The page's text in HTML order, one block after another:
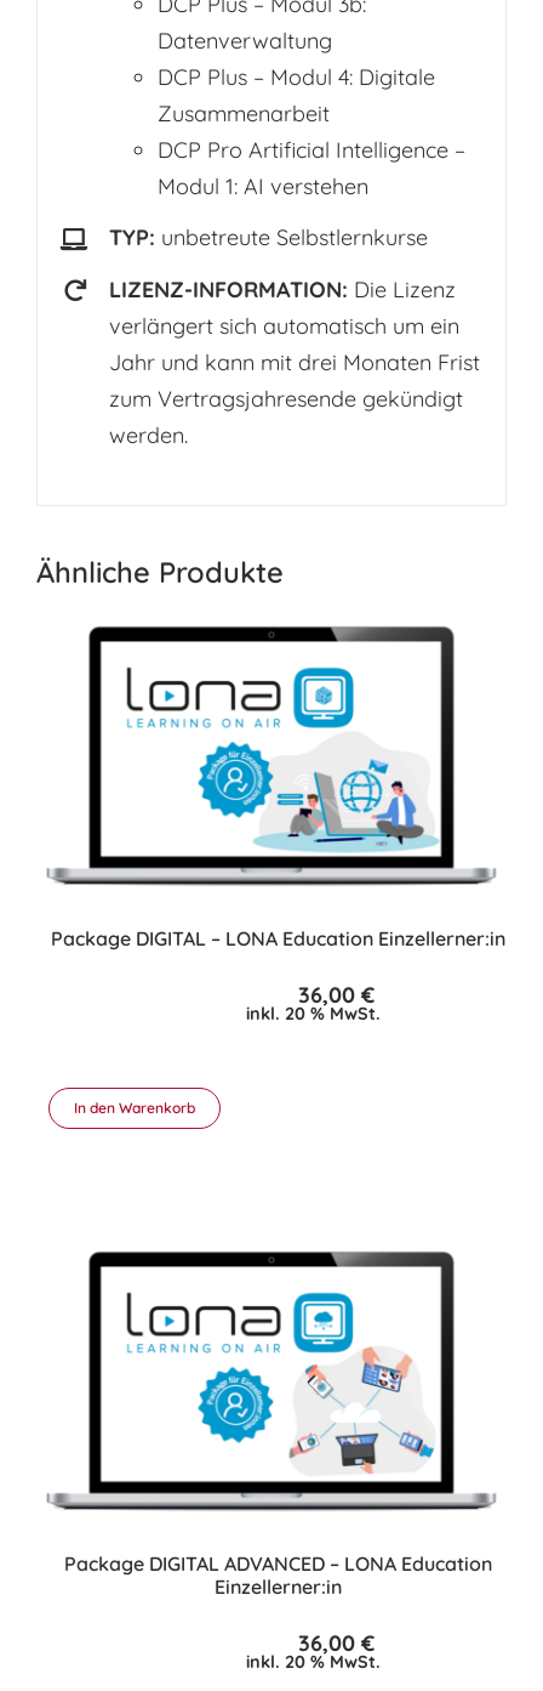
Datenverwaltung
DCP Plus – Modul 4: Digitale
Zusammenarbeit
DCP Pro Artificial Intelligence –
Modul 1: AI verstehen
TYP: unbetreute Selbstlernkurse
LIZENZ-INFORMATION: Die Lizenz
verlängert sich automatisch um ein
Jahr und kann mit drei Monaten Frist
zum Vertragsjahresende gekündigt
werden.
Ähnliche Produkte
Package DIGITAL – LONA Education Einzellerner:in
36,00 €
inkl. 20 % MwSt.
In den Warenkorb
Package DIGITAL ADVANCED – LONA Education
Einzellerner:in
36,00 €
inkl. 20 % MwSt.